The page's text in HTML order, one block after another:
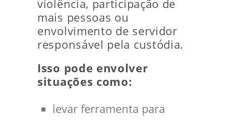
violência, participação de
mais pessoas ou
envolvimento de servidor
responsável pela custódia.
Isso pode envolver
situações como:
levar ferramenta para